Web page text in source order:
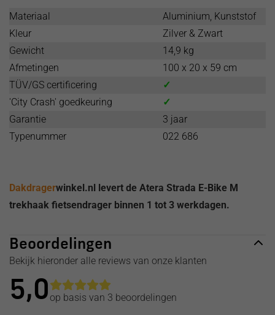
Materiaal
Aluminium, Kunststof
Kleur
Zilver & Zwart
Gewicht
14,9 kg
Afmetingen
100 x 20 x 59 cm
TÜV/GS certificering
✓
'City Crash' goedkeuring
✓
Garantie
3 jaar
Typenummer
022 686
Dakdragerwinkel.nl levert de Atera Strada E-Bike M
trekhaak fietsendrager binnen 1 tot 3 werkdagen.
Beoordelingen
Bekijk hieronder alle reviews van onze klanten
5,0 op basis van 3 beoordelingen